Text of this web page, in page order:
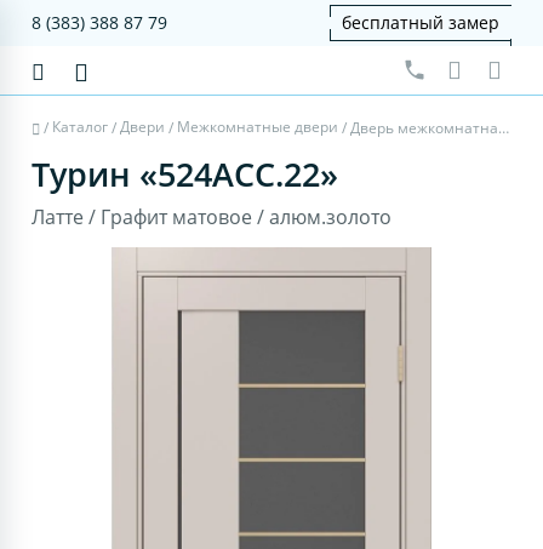
8 (383) 388 87 79 бесплатный замер
/ Каталог/Двери / Межкомнатные двери / Дверь межкомнатная Турин 524АСС.22 - латте, графит матовое, алюм.золото
Турин «524АСС.22»
Латте / Графит матовое / алюм.золото